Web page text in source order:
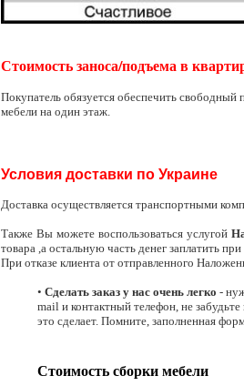
Стоимость заноса/подъема в
Покупатель обязуется обеспечить
мебели на один этаж.
Условия доставки по Украине
Доставка осуществляется транспортными
Также Вы можете воспользоваться услугой
товара ,а остальную часть денег заплатить
При отказе клиента от отправленного
• Сделать заказ у нас очень легко -
mail и контактный телефон, не
это сделает. Помните, заполненная
Стоимость сборки мебели